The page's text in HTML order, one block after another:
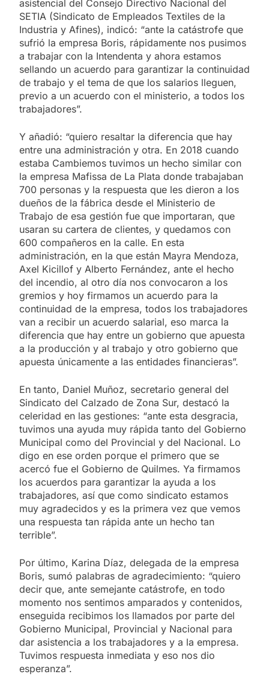
asistencial del Consejo Directivo Nacional del
SETIA (Sindicato de Empleados Textiles de la
Industria y Afines), indicó: “ante la catástrofe que
sufrió la empresa Boris, rápidamente nos pusimos
a trabajar con la Intendenta y ahora estamos
sellando un acuerdo para garantizar la continuidad
de trabajo y el tema de que los salarios lleguen,
previo a un acuerdo con el ministerio, a todos los
trabajadores”.
Y añadió: “quiero resaltar la diferencia que hay
entre una administración y otra. En 2018 cuando
estaba Cambiemos tuvimos un hecho similar con
la empresa Mafissa de La Plata donde trabajaban
700 personas y la respuesta que les dieron a los
dueños de la fábrica desde el Ministerio de
Trabajo de esa gestión fue que importaran, que
usaran su cartera de clientes, y quedamos con
600 compañeros en la calle. En esta
administración, en la que están Mayra Mendoza,
Axel Kicillof y Alberto Fernández, ante el hecho
del incendio, al otro día nos convocaron a los
gremios y hoy firmamos un acuerdo para la
continuidad de la empresa, todos los trabajadores
van a recibir un acuerdo salarial, eso marca la
diferencia que hay entre un gobierno que apuesta
a la producción y al trabajo y otro gobierno que
apuesta únicamente a las entidades financieras”.
En tanto, Daniel Muñoz, secretario general del
Sindicato del Calzado de Zona Sur, destacó la
celeridad en las gestiones: “ante esta desgracia,
tuvimos una ayuda muy rápida tanto del Gobierno
Municipal como del Provincial y del Nacional. Lo
digo en ese orden porque el primero que se
acercó fue el Gobierno de Quilmes. Ya firmamos
los acuerdos para garantizar la ayuda a los
trabajadores, así que como sindicato estamos
muy agradecidos y es la primera vez que vemos
una respuesta tan rápida ante un hecho tan
terrible”.
Por último, Karina Díaz, delegada de la empresa
Boris, sumó palabras de agradecimiento: “quiero
decir que, ante semejante catástrofe, en todo
momento nos sentimos amparados y contenidos,
enseguida recibimos los llamados por parte del
Gobierno Municipal, Provincial y Nacional para
dar asistencia a los trabajadores y a la empresa.
Tuvimos respuesta inmediata y eso nos dio
esperanza”.